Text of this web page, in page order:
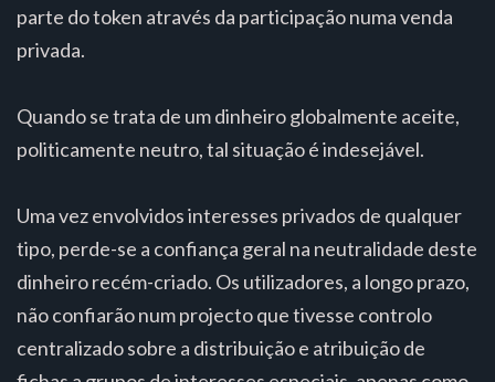
parte do token através da participação numa venda
privada.
Quando se trata de um dinheiro globalmente aceite,
politicamente neutro, tal situação é indesejável.
Uma vez envolvidos interesses privados de qualquer
tipo, perde-se a confiança geral na neutralidade deste
dinheiro recém-criado. Os utilizadores, a longo prazo,
não confiarão num projecto que tivesse controlo
centralizado sobre a distribuição e atribuição de